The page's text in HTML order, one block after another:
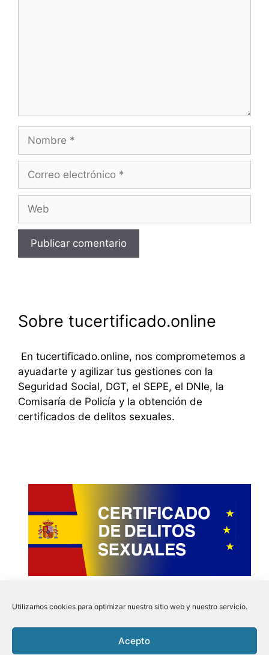
Utilizamos cookies para optimizar nuestro sitio web y nuestro servicio.
Acepto
electrónico
Sobre tucertificado.online
En tucertificado.online, nos comprometemos a
ayuadarte y agilizar tus gestiones con la
Seguridad Social, DGT, el SEPE, el DNIe, la
Comisaría de Policía y la obtención de
certificados de delitos sexuales.